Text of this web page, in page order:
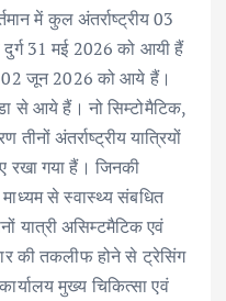
e
में कुल अंतर्राष्ट्रीय 03
31 मई 2026 को आयी हैं
में 02 जून 2026 को आये हैं।
से आये हैं। नो सिम्टोमैटिक,
अंतर्राष्ट्रीय यात्रियों
रखा गया हैं। जिनकी
से स्वास्थ्य संबधित
यात्री असिम्टमैटिक एवं
की तकलीफ होने से ट्रेसिंग
मुख्य चिकित्सा एवं